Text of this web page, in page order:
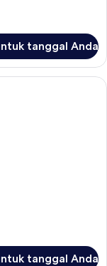
tanggal Anda
meja kerja, dan
tanggal Anda